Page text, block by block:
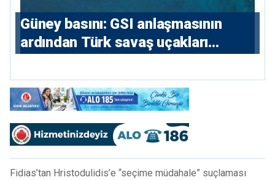
Güney basını: ⁠GSI anlaşmasının
ardından Türk savaş uçakları
Fidias’tan Hristodulidis’e “seçime müdahale” suçlaması